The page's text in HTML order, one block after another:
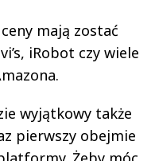
mają zostać
iRobot czy wiele
wyjątkowy także
pierwszy obejmie